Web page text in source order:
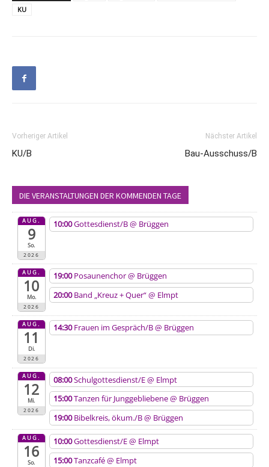
KU
Vorheriger Artikel
KU/B
Nächster Artikel
Bau-Ausschuss/B
DIE VERANSTALTUNGEN DER KOMMENDEN TAGE
AUG.
9
So.
2026
10:00Gottesdienst/B@ Brüggen
AUG.
10
Mo.
2026
19:00Posaunenchor@ Brüggen
20:00Band „Kreuz + Quer“@ Elmpt
AUG.
11
Di.
2026
14:30Frauen im Gespräch/B@ Brüggen
AUG.
12
Mi.
2026
08:00Schulgottesdienst/E@ Elmpt
15:00Tanzen für Junggebliebene@ Brüggen
19:00Bibelkreis, ökum./B@ Brüggen
AUG.
16
So.
10:00Gottesdienst/E@ Elmpt
15:00Tanzcafé@ Elmpt